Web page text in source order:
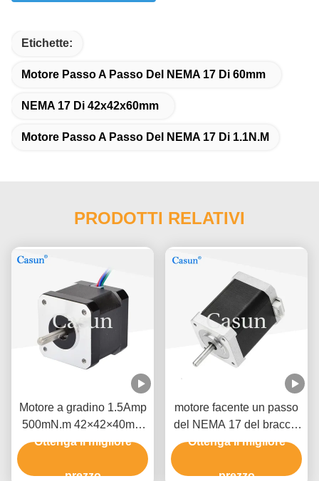
Etichette:
Motore Passo A Passo Del NEMA 17 Di 60mm
NEMA 17 Di 42x42x60mm
Motore Passo A Passo Del NEMA 17 Di 1.1N.M
PRODOTTI RELATIVI
Motore a gradino 1.5Amp
500mN.m 42×42×40mm
NEMA 17 con ISO CE
Ottenga il migliore
prezzo
motore facente un passo
del NEMA 17 del braccio
del robot 1.2A 1,8 gradi
un'alta precisione di 2 fasi
Ottenga il migliore
prezzo